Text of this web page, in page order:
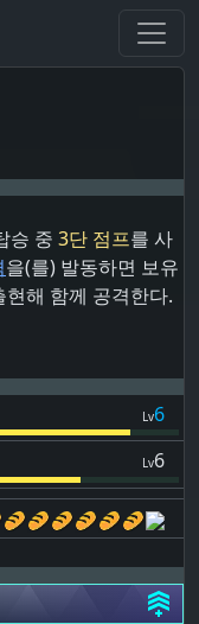
승 중 3단 점프를 사
을(를) 발동하면 보유
현해 함께 공격한다.
Lv6
Lv6